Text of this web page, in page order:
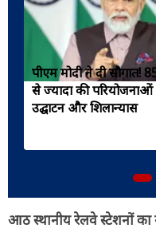
पीएम मोदी ने दी सौगात!
से ज्यादा की परियोजनाओं
उद्घाटन और शिलान्यास
आठ स्थानीय रेलवे स्टेशनों का